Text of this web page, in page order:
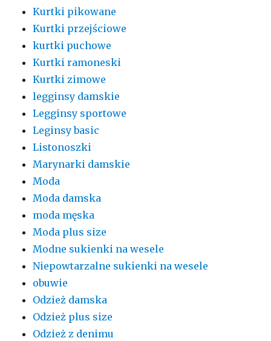
Kurtki pikowane
Kurtki przejściowe
kurtki puchowe
Kurtki ramoneski
Kurtki zimowe
legginsy damskie
Legginsy sportowe
Leginsy basic
Listonoszki
Marynarki damskie
Moda
Moda damska
moda męska
Moda plus size
Modne sukienki na wesele
Niepowtarzalne sukienki na wesele
obuwie
Odzież damska
Odzież plus size
Odzież z denimu